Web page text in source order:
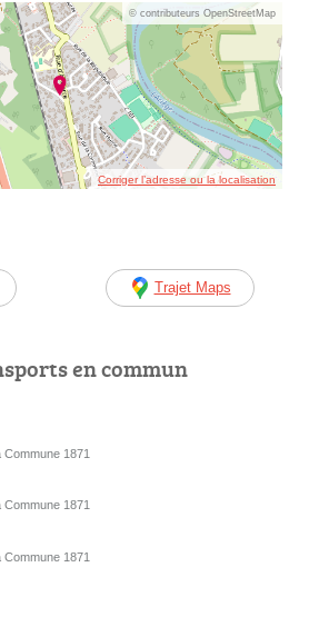
© contributeurs OpenStreetMap
Corriger l’adresse ou la localisation
Trajet Maps
en commun
1871
1871
1871